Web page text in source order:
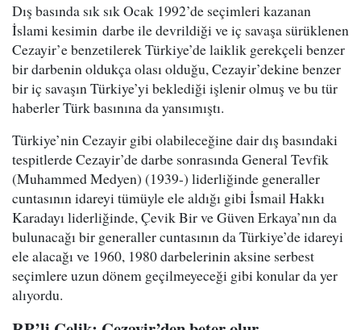
Dış basında sık sık Ocak 1992’de seçimleri kazanan
İslami kesimin darbe ile devrildiği ve iç savaşa sürüklenen
Cezayir’e benzetilerek Türkiye’de laiklik gerekçeli benzer
bir darbenin oldukça olası olduğu, Cezayir’dekine benzer
bir iç savaşın Türkiye’yi beklediği işlenir olmuş ve bu tür
haberler Türk basınına da yansımıştı.
Türkiye’nin Cezayir gibi olabileceğine dair dış basındaki
tespitlerde Cezayir’de darbe sonrasında General Tevfik
(Muhammed Medyen) (1939-) liderliğinde generaller
cuntasının idareyi tümüyle ele aldığı gibi İsmail Hakkı
Karadayı liderliğinde, Çevik Bir ve Güven Erkaya’nın da
bulunacağı bir generaller cuntasının da Türkiye’de idareyi
ele alacağı ve 1960, 1980 darbelerinin aksine serbest
seçimlere uzun dönem geçilmeyeceği gibi konular da yer
alıyordu.